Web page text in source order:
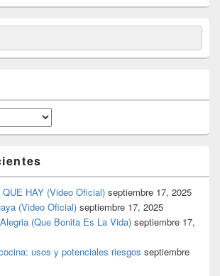
HAY (Video Oficial) septiembre 17, 2025
(Video Oficial) septiembre 17, 2025
(Que Bonita Es La Vida) septiembre 17,
usos y potenciales riesgos septiembre